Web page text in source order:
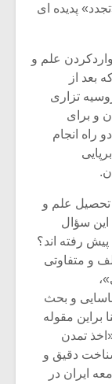
پدیده ای
واردکردن علم و
بعد از
تزاری
و برای
راه انجام
تحصیل علم و
سؤال
رفته اند؟
و متفاوتی
و بحث
براین مقوله
تمدن
دقیق و
ایران در